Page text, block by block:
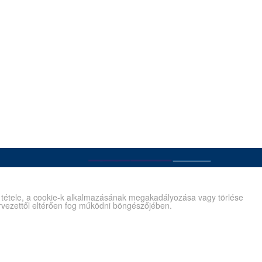
a cookie-k alkalmazásának megakadályozása vagy törlése
eltérően fog működni böngészőjében.